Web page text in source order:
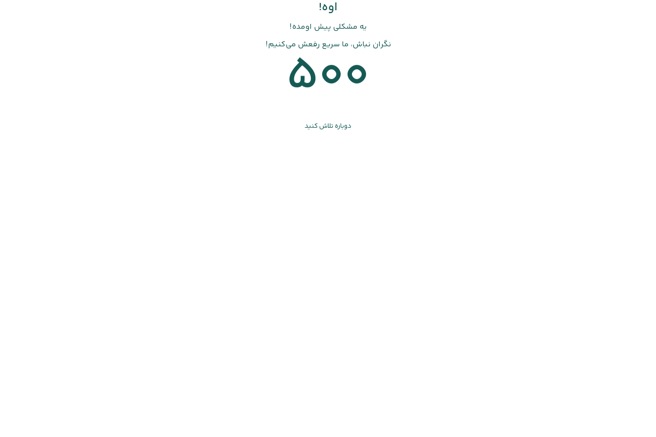
اوه!
یه مشکلی پیش اومده!
نگران نباش، ما سریع رفعش می‌کنیم!
500
دوباره تلاش کنید